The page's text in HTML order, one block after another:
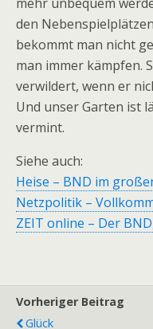
den
bekommt man nicht
man immer kämpfen.
verwildert, wenn er
Und unser Garten ist
vermint.
Siehe auch:
Heise – BND im
Netzpolitik –
ZEIT online – Der
Vorheriger Beitrag
Glück